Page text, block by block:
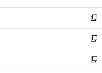
ウ
で
開
く
ン
ド
ウ
で
開
く
ウ
ィ
ン
ド
ウ
で
開
し
い
ウ
ィ
ン
ド
ウ
新
し
い
ウ
ィ
ン
新
し
い
ウ
新